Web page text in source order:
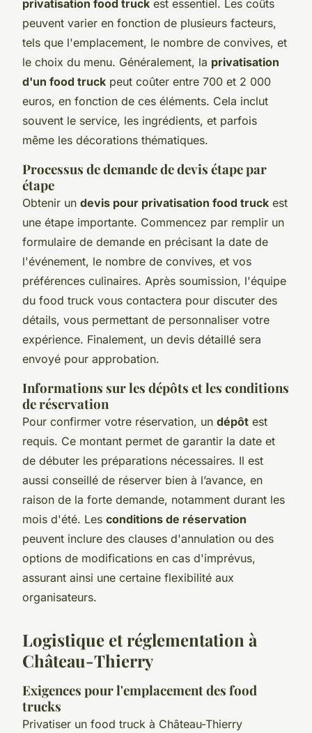
privatisation food truck est essentiel. Les coûts
peuvent varier en fonction de plusieurs facteurs,
tels que l'emplacement, le nombre de convives, et
le choix du menu. Généralement, la privatisation
d'un food truck peut coûter entre 700 et 2 000
euros, en fonction de ces éléments. Cela inclut
souvent le service, les ingrédients, et parfois
même les décorations thématiques.
Processus de demande de devis étape par
étape
Obtenir un devis pour privatisation food truck est
une étape importante. Commencez par remplir un
formulaire de demande en précisant la date de
l'événement, le nombre de convives, et vos
préférences culinaires. Après soumission, l'équipe
du food truck vous contactera pour discuter des
détails, vous permettant de personnaliser votre
expérience. Finalement, un devis détaillé sera
envoyé pour approbation.
Informations sur les dépôts et les conditions
de réservation
Pour confirmer votre réservation, un dépôt est
requis. Ce montant permet de garantir la date et
de débuter les préparations nécessaires. Il est
aussi conseillé de réserver bien à l’avance, en
raison de la forte demande, notamment durant les
mois d'été. Les conditions de réservation
peuvent inclure des clauses d'annulation ou des
options de modifications en cas d'imprévus,
assurant ainsi une certaine flexibilité aux
organisateurs.
Logistique et réglementation à
Château-Thierry
Exigences pour l'emplacement des food
trucks
Privatiser un food truck à Château-Thierry